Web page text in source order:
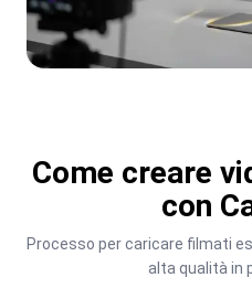
Come creare
con
Processo per caricare filmati
alta qualità in